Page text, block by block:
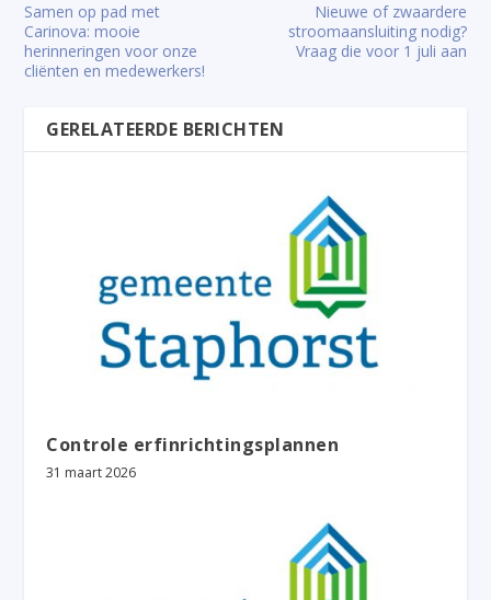
Samen op pad met
Carinova: mooie
herinneringen voor onze
cliënten en medewerkers!
Nieuwe of zwaardere
stroomaansluiting nodig?
Vraag die voor 1 juli aan
GERELATEERDE BERICHTEN
Controle erfinrichtingsplannen
31 maart 2026